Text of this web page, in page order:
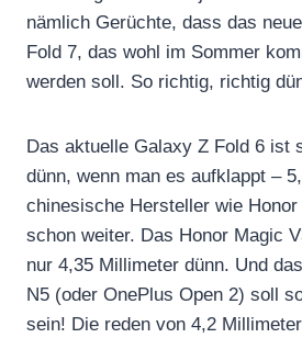
nämlich Gerüchte, dass das
Fold 7, das wohl im Sommer
werden soll. So richtig, richtig
Das aktuelle Galaxy Z Fold 6 ist
dünn, wenn man es aufklappt –
chinesische Hersteller wie
schon weiter. Das Honor Magic
nur 4,35 Millimeter dünn. Und
N5 (oder OnePlus Open 2) soll
sein! Die reden von 4,2